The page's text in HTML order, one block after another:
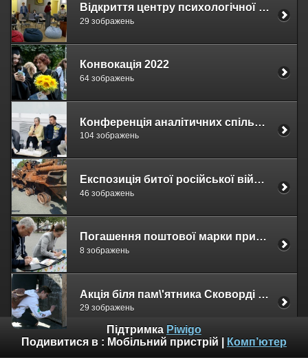
Відкриття центру психологічної допомоги
29 зображень
Конвокація 2022
64 зображень
Конференція аналітичних спільнот "Освіта: крос-секторальне обговорення візій післявоєнного розвитку галузі"
104 зображень
Експозиція битої російської військової техніки на Хрещатику
46 зображень
Погашення поштової марки присвяченої Григорію Сковороді
8 зображень
Акція біля пам\'ятника Сковорді до Дня Академії
29 зображень
Підтримка Piwigo
Подивитися в : Мобільний пристрій Комп’ютер